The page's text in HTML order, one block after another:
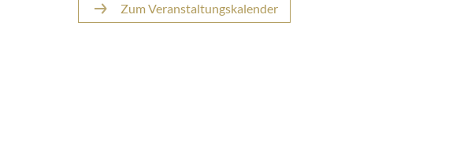
Zum Veranstaltungskalender